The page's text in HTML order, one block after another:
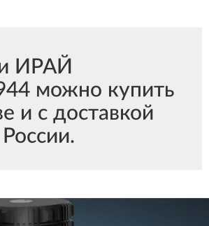
ИРАЙ
можно купить
и с доставкой